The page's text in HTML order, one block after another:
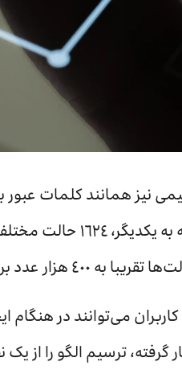
نیز همانند کلمات
٤٠٠ هزار عدد برسد.
می‌توانند در هنگام
٥ نقطه را به‌کار گرفته،